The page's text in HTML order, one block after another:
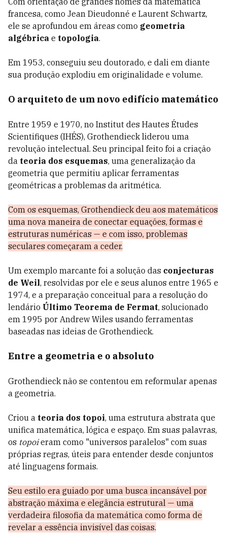
francesa, como Jean Dieudonné e Laurent Schwartz,
ele se aprofundou em áreas como geometria
algébrica e topologia.
Em 1953, conseguiu seu doutorado, e dali em diante
sua produção explodiu em originalidade e volume.
O arquiteto de um novo edifício matemático
Entre 1959 e 1970, no Institut des Hautes Études
Scientifiques (IHÉS), Grothendieck liderou uma
revolução intelectual. Seu principal feito foi a criação
da teoria dos esquemas, uma generalização da
geometria que permitiu aplicar ferramentas
geométricas a problemas da aritmética.
Com os esquemas, Grothendieck deu aos matemáticos
uma nova maneira de conectar equações, formas e
estruturas numéricas — e com isso, problemas
seculares começaram a ceder.
Um exemplo marcante foi a solução das conjecturas
de Weil, resolvidas por ele e seus alunos entre 1965 e
1974, e a preparação conceitual para a resolução do
lendário Último Teorema de Fermat, solucionado
em 1995 por Andrew Wiles usando ferramentas
baseadas nas ideias de Grothendieck.
Entre a geometria e o absoluto
Grothendieck não se contentou em reformular apenas
a geometria.
Criou a teoria dos topoi, uma estrutura abstrata que
unifica matemática, lógica e espaço. Em suas palavras,
os topoieram como "universos paralelos" com suas
próprias regras, úteis para entender desde conjuntos
até linguagens formais.
Seu estilo era guiado por uma busca incansável por
abstração máxima e elegância estrutural — uma
verdadeira filosofia da matemática como forma de
revelar a essência invisível das coisas.